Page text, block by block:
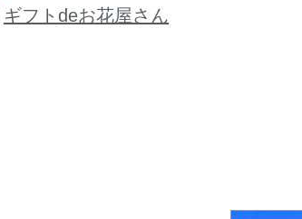
ギフトdeお花屋さん